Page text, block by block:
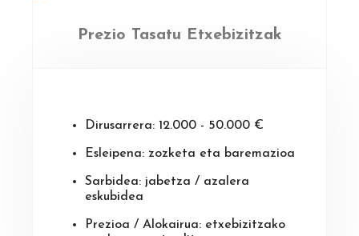
Prezio Tasatu Etxebizitzak
Dirusarrera: 12.000 - 50.000 €
Esleipena: zozketa eta baremazioa
Sarbidea: jabetza / azalera
eskubidea
Prezioa / Alokairua: etxebizitzako